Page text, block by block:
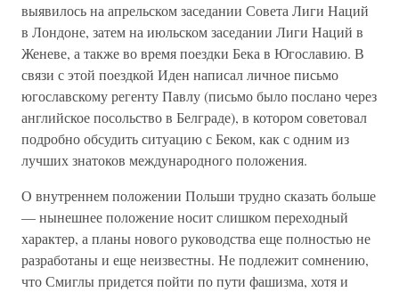
выявилось на апрельском заседании Совета Лиги Наций
в Лондоне, затем на июльском заседании Лиги Наций в
Женеве, а также во время поездки Бека в Югославию. В
связи с этой поездкой Иден написал личное письмо
югославскому регенту Павлу (письмо было послано через
английское посольство в Белграде), в котором советовал
подробно обсудить ситуацию с Беком, как с одним из
лучших знатоков международного положения.
О внутреннем положении Польши трудно сказать больше
— нынешнее положение носит слишком переходный
характер, а планы нового руководства еще полностью не
разработаны и еще неизвестны. Не подлежит сомнению,
что Смиглы придется пойти по пути фашизма, хотя и